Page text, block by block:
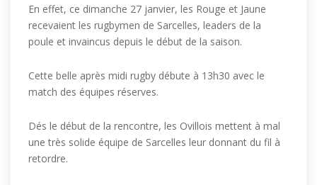
En effet, ce dimanche 27 janvier, les Rouge et Jaune
recevaient les rugbymen de Sarcelles, leaders de la
poule et invaincus depuis le début de la saison.
Cette belle après midi rugby débute à 13h30 avec le
match des équipes réserves.
Dés le début de la rencontre, les Ovillois mettent à mal
une très solide équipe de Sarcelles leur donnant du fil à
retordre.